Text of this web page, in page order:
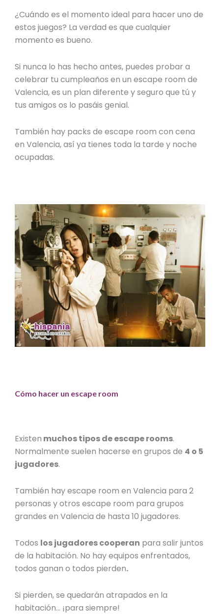
¿Cuándo es el momento ideal para hacer uno de
estos juegos? La verdad es que cualquier
momento es bueno.
Si nunca lo has hecho antes, puedes probar a
celebrar tucumpleaños en un escape room de
Valencia, es un plan diferente y seguro que tú y
tus amigos os lo pasáis genial.
También hay packs deescape room con cena
en Valencia, así ya tienes toda la tarde y noche
ocupadas.
Cómo hacer un escape room
Existen muchos tipos de escape rooms.
Normalmente suelen hacerse en grupos de 4 o 5
jugadores.
También hayescape room en Valencia para 2
personas y otrosescape room para grupos
grandes en Valencia de hasta 10 jugadores.
Todos los jugadores cooperan para salir juntos
de la habitación. No hay equipos enfrentados,
todos ganan o todos pierden.
Si pierden, se quedarán atrapados en la
habitación… ¡para siempre!